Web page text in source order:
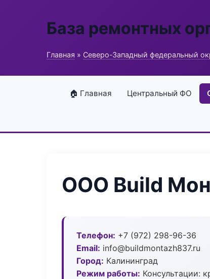
База ремонтных
Главная » Северо-Западный федеральный
🏠 Главная Центральный ФО
ООО Build
Телефон: +7 (972) 298-96-36
Email: info@buildmontazh837.ru
Город: Калининград
Режим работы: Консультации: